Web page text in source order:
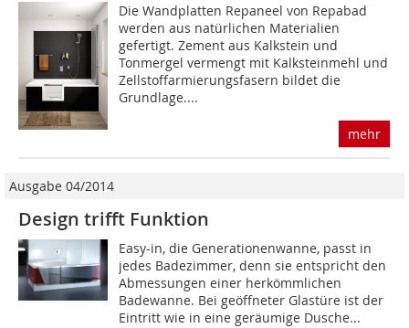
Die Wandplatten Repaneel von Repabad
werden aus natürlichen Materialien
gefertigt. Zement aus Kalkstein und
Tonmergel vermengt mit Kalksteinmehl und
Zellstoffarmierungsfasern bildet die
Grundlage....
mehr
Ausgabe 04/2014
Design trifft Funktion
Easy-in, die Generationenwanne, passt in
jedes Badezimmer, denn sie entspricht den
Abmessungen einer herkömmlichen
Badewanne. Bei geöffneter Glastüre ist der
Eintritt wie in eine geräumige Dusche...